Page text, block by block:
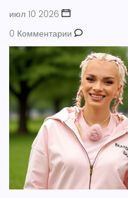
июл 10 2026
0 Комментарии